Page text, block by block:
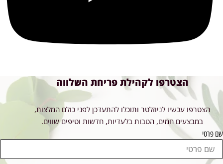
הצטרפו לקהילת פריחת השלווה
הצטרפו עכשיו לניוזלטר ותוכלו להתעדכן לפני כולם המלצות,
במבצעים חמים, הטבות בלעדיות, חדשות וטיפים שווים.
שם פרטי